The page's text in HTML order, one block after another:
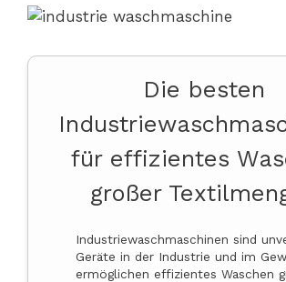
Die besten
für effizientes
großer
Industriewaschmaschinen sind
Geräte in der Industrie und im
ermöglichen effizientes Waschen